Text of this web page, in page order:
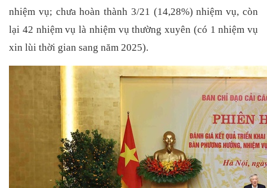
nhiệm vụ; chưa hoàn thành 3/21 (14,28%) nhiệm vụ, còn
lại 42 nhiệm vụ là nhiệm vụ thường xuyên (có 1 nhiệm vụ
xin lùi thời gian sang năm 2025).